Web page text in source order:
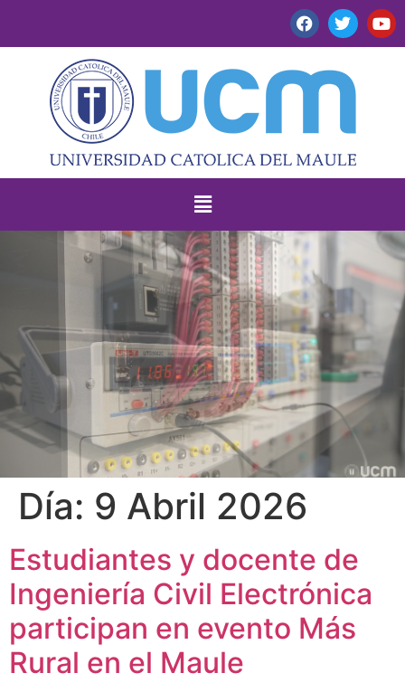
Día: 9 Abril 2026
Estudiantes y docente de
Ingeniería Civil Electrónica
participan en evento Más
Rural en el Maule